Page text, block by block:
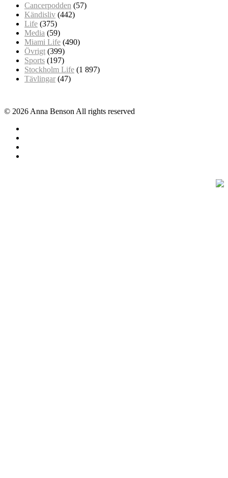
Cancerpodden (57)
Kändisliv (442)
Life (375)
Media (59)
Miami Life (490)
Övrigt (399)
Sports (197)
Stockholm Life (1 897)
Tävlingar (47)
© 2026 Anna Benson All rights reserved